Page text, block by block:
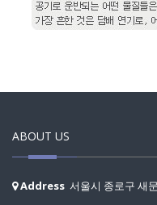
ABOUT US
Address 서울시 종로구 새